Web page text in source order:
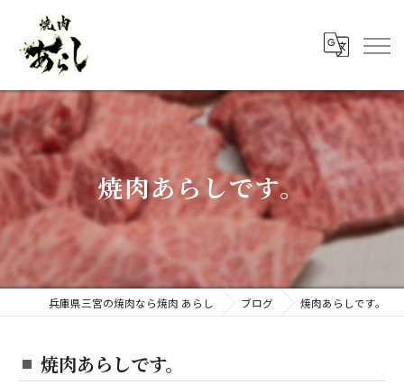
焼肉あらしです。
兵庫県三宮の焼肉なら焼肉 あらし ブログ 焼肉あらしです。
焼肉あらしです。